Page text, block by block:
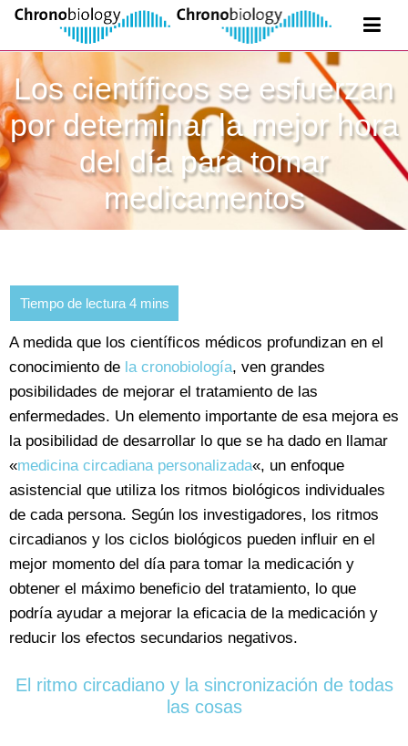
Los científicos se esfuerzan
por determinar la mejor hora
del día para tomar
medicamentos
A medida que los científicos médicos profundizan en el
conocimiento de la cronobiología, ven grandes
posibilidades de mejorar el tratamiento de las
enfermedades. Un elemento importante de esa mejora es
la posibilidad de desarrollar lo que se ha dado en llamar
«medicina circadiana personalizada«, un enfoque
asistencial que utiliza los ritmos biológicos individuales
de cada persona. Según los investigadores, los ritmos
circadianos y los ciclos biológicos pueden influir en el
mejor momento del día para tomar la medicación y
obtener el máximo beneficio del tratamiento, lo que
podría ayudar a mejorar la eficacia de la medicación y
reducir los efectos secundarios negativos.
El ritmo circadiano y la sincronización de todas
las cosas